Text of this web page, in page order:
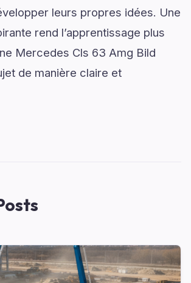
leurs propres idées. Une
rend l’apprentissage plus
Mercedes Cls 63 Amg Bild
de manière claire et